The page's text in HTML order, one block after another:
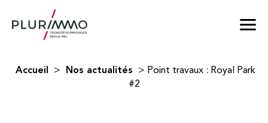
Accueil > Nos actualités > Point travaux : Royal Park
#2